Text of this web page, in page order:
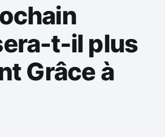
t-il plus
Grâce à